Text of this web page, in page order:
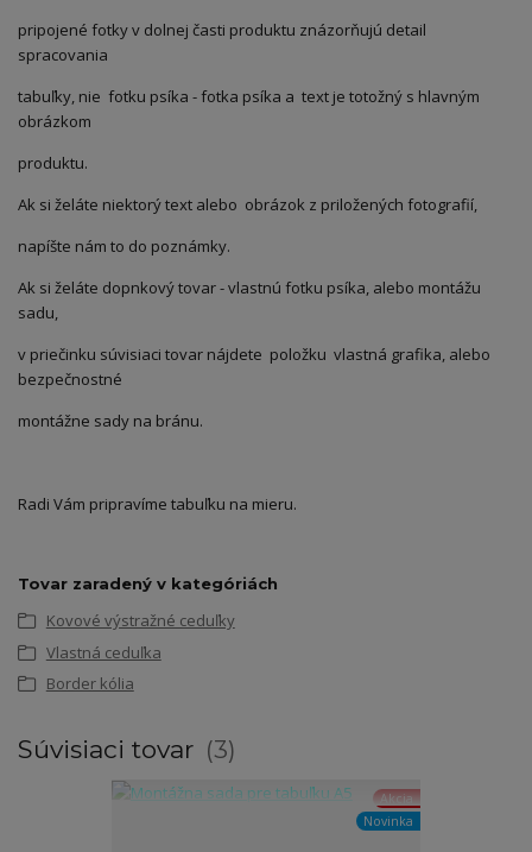
pripojené fotky v dolnej časti produktu znázorňujú detail
spracovania
tabuľky, nie fotku psíka - fotka psíka a text je totožný s hlavným
obrázkom
produktu.
Ak si želáte niektorý text alebo obrázok z priložených fotografií,
napíšte nám to do poznámky.
Ak si želáte dopnkový tovar - vlastnú fotku psíka, alebo montážu
sadu,
v priečinku súvisiaci tovar nájdete položku vlastná grafika, alebo
bezpečnostné
montážne sady na bránu.
Radi Vám pripravíme tabuľku na mieru.
Tovar zaradený v kategóriách
Kovové výstražné ceduľky
Vlastná ceduľka
Border kólia
Súvisiaci tovar 3
Akcia
Novinka